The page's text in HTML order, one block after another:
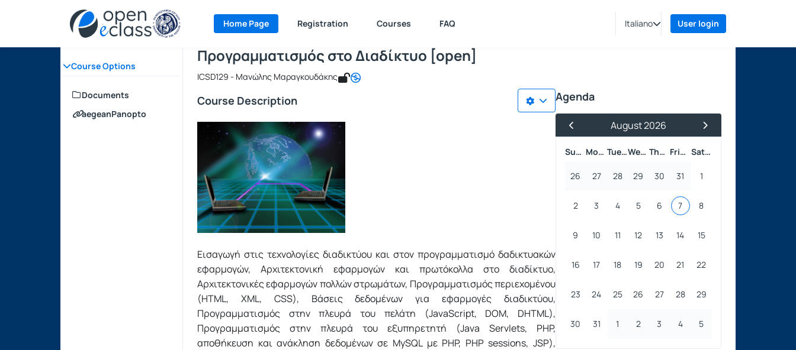
Home Page Registration Courses FAQ Italiano User login
Course Options
Documents
aegeanPanopto
Αρχική Σελίδα Προγραμματισμός στο Διαδίκτυο [open]
Course : Προγραμματισμός στο Διαδίκτυο [open]
Course code : ICSD129
Προγραμματισμός στο Διαδίκτυο [open]
ICSD129 - Μανώλης Μαραγκουδάκης
Course Description
Εισαγωγή στις τεχνολογίες διαδικτύου και στον προγραμματισμό δαδικτυακών
εφαρμογών, Αρχιτεκτονική εφαρμογών και πρωτόκολλα στο διαδίκτυο,
Αρχιτεκτονικές εφαρμογών πολλών στρωμάτων, Προγραμματισμός περιεχομένου
(HTML, XML, CSS), Βάσεις δεδομένων για εφαρμογές διαδικτύου,
Προγραμματισμός στην πλευρά του πελάτη (JavaScript, DOM, DHTML),
Προγραμματισμός στην πλευρά του εξυπηρετητή (Java Servlets, PHP,
αποθήκευση και ανάκληση δεδομένων σε MySQL με PHP, PHP sessions, JSP),
Agenda
Previous MonthAugust 2026
Next Month
Sunday
Monday Tuesday Wednesday Thursday Friday Saturday
26 27 28 29 30 31 1
2 3 4 5 6 7 8
9 10 11 12 13 14 15
16 17 18 19 20 21 22
23 24 25 26 27 28 29
30 31 1 2 3 4 5